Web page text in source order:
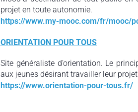
projet en toute autonomie.
https://www.my-mooc.com/fr/mooc/
ORIENTATION POUR TOUS
Site généraliste d’orientation. Le
aux jeunes désirant travailler leur
https://www.orientation-pour-tous.fr/